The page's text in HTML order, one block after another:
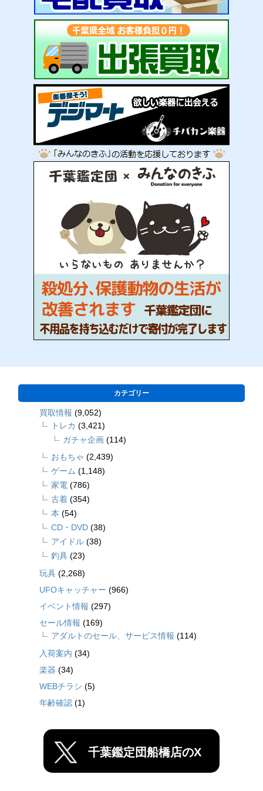
カテゴリー
買取情報 (9,052)
トレカ (3,421)
ガチャ企画 (114)
おもちゃ (2,439)
ゲーム (1,148)
家電 (786)
古着 (354)
本 (54)
CD・DVD (38)
アイドル (38)
釣具 (23)
玩具 (2,268)
UFOキャッチャー (966)
イベント情報 (297)
セール情報 (169)
アダルトのセール、サービス情報 (114)
入荷案内 (34)
楽器 (34)
WEBチラシ (5)
年齢確認 (1)
千葉鑑定団船橋店のX